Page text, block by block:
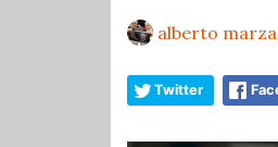
alberto
Twitter